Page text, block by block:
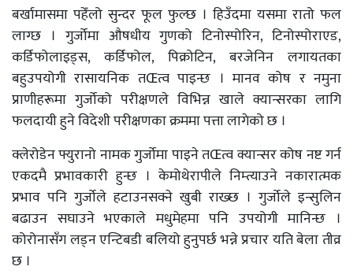
बर्खामासमा पहेँलो सुन्दर फूल फुल्छ । हिउँदमा यसमा रातो फल
लाग्छ । गुर्जोमा औषधीय गुणको टिनोस्पोरिन, टिनोस्पोराएड,
कर्डिफोलाइड्स, कर्डिफोल, पिक्रोटिन, बरजेनिन लगायतका
बहुउपयोगी रासायनिक तŒत्व पाइन्छ । मानव कोष र नमुना
प्राणीहरूमा गुर्जोको परीक्षणले विभिन्न खाले क्यान्सरका लागि
फलदायी हुने विदेशी परीक्षणका क्रममा पत्ता लागेको छ ।
क्लेरोडेन फ्युरानो नामक गुर्जोमा पाइने तŒत्व क्यान्सर कोष नष्ट गर्न
एकदमै प्रभावकारी हुन्छ । केमोथेरापीले निम्त्याउने नकारात्मक
प्रभाव पनि गुर्जोले हटाउनसक्ने खुबी राख्छ । गुर्जोले इन्सुलिन
बढाउन सघाउने भएकाले मधुमेहमा पनि उपयोगी मानिन्छ ।
कोरोनासँग लड्न एन्टिबडी बलियो हुनुपर्छ भन्ने प्रचार यति बेला तीव्र
छ ।